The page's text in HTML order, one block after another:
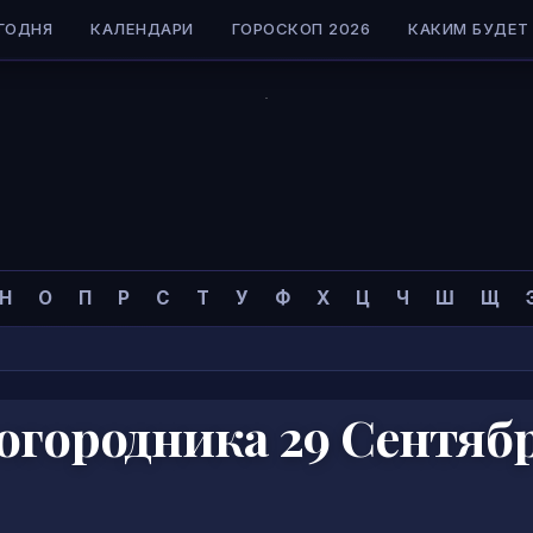
КАЛЕНДАРИ ГОРОСКОП 2026 КАКИМ БУДЕТ
Н О П Р С Т У Ф Х Ц Ч Ш Щ
29